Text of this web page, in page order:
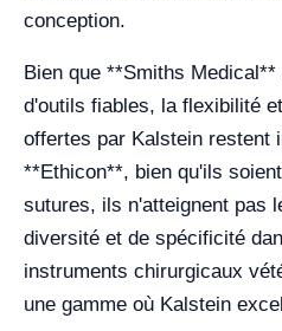
conception.
Bien que **Smiths
d'outils fiables, la flexibilité
offertes par Kalstein restent
**Ethicon**, bien qu'ils
sutures, ils n'atteignent pas
diversité et de spécificité
instruments chirurgicaux
une gamme où Kalstein